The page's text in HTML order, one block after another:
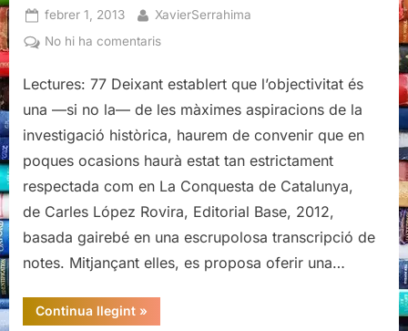
Posted
on
febrer 1, 2013 By
XavierSerrahima
No hi ha comentarisa
conquesta
de
de
Carles
López
Rovira
Lectures: 77 Deixant establert que l’objectivitat és
una —si no la— de les màximes aspiracions de la
investigació històrica, haurem de convenir que en
poques ocasions haurà estat tan estrictament
respectada com en La Conquesta de Catalunya,
de Carles López Rovira, Editorial Base, 2012,
basada gairebé en una escrupolosa transcripció de
notes. Mitjançant elles, es proposa oferir una…
Continua llegint“La
conquesta
»